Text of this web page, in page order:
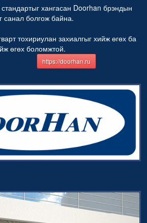
хангасан Doorhan брэндын
санал болгож байна.
тохириулан захиалгыг хийж өгөх ба
өгөх боломжтой.
https://doorhan.ru